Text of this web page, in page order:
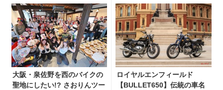
大阪・泉佐野を西のバイクの
聖地にしたい!? さおりんツー
ロイヤルエンフィールド
【BULLET650】伝統の車名